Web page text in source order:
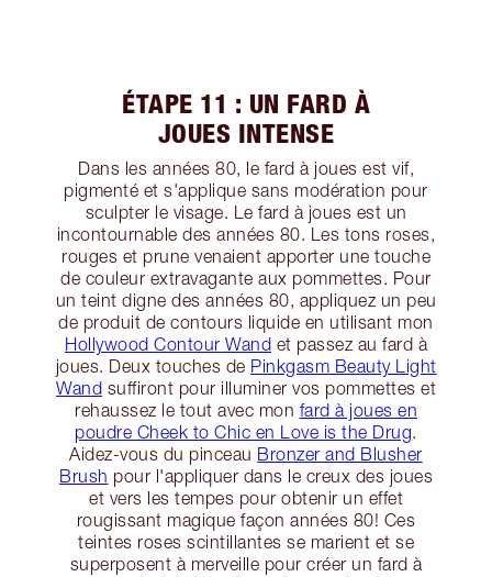
ÉTAPE 11 : UN FARD À
JOUES INTENSE
Dans les années 80, le fard à joues est vif,
pigmenté et s'applique sans modération pour
sculpter le visage. Le fard à joues est un
incontournable des années 80. Les tons roses,
rouges et prune venaient apporter une touche
de couleur extravagante aux pommettes. Pour
un teint digne des années 80, appliquez un peu
de produit de contours liquide en utilisant mon
Hollywood Contour Wand et passez au fard à
joues. Deux touches de Pinkgasm Beauty Light
Wand suffiront pour illuminer vos pommettes et
rehaussez le tout avec mon fard à joues en
poudre Cheek to Chic en Love is the Drug.
Aidez-vous du pinceau Bronzer and Blusher
Brush pour l'appliquer dans le creux des joues
et vers les tempes pour obtenir un effet
rougissant magique façon années 80! Ces
teintes roses scintillantes se marient et se
superposent à merveille pour créer un fard à